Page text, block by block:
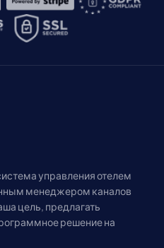
управления отелем
менеджером каналов
цель, предлагать
решение на